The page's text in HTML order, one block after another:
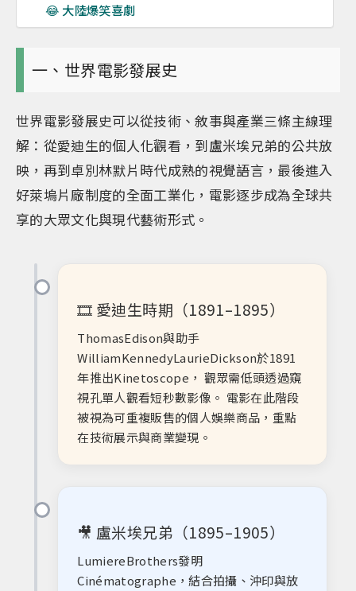
😂 大陸爆笑喜劇
一、世界電影發展史
世界電影發展史可以從技術、敘事與產業三條主線理
解：從愛迪生的個人化觀看，到盧米埃兄弟的公共放
映，再到卓別林默片時代成熟的視覺語言，最後進入
好萊塢片廠制度的全面工業化，電影逐步成為全球共
享的大眾文化與現代藝術形式。
🎞️ 愛迪生時期（1891–1895）
ThomasEdison與助手
WilliamKennedyLaurieDickson於1891
年推出Kinetoscope， 觀眾需低頭透過窺
視孔單人觀看短秒數影像。 電影在此階段
被視為可重複販售的個人娛樂商品，重點
在技術展示與商業變現。
🎥 盧米埃兄弟（1895–1905）
LumiereBrothers發明
Cinématographe，結合拍攝、沖印與放